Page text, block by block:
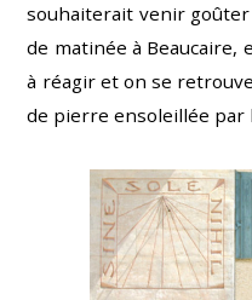
souhaiterait venir
de matinée à Beaucaire,
à réagir et on se
de pierre ensoleillée par